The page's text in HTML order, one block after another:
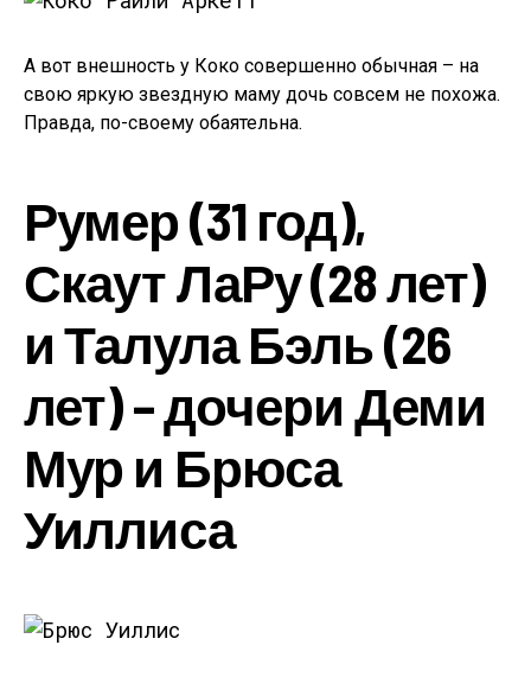
А вот внешность у Коко совершенно обычная – на
свою яркую звездную маму дочь совсем не похожа.
Правда, по-своему обаятельна.
Румер (31 год),
Скаут ЛаРу (28 лет)
и Талула Бэль (26
лет) – дочери Деми
Мур и Брюса
Уиллиса